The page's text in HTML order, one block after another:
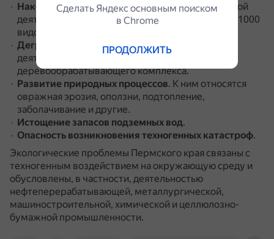
Накопление отходов.В результате хозяйственной
деятельности предприятий образуется порядка 1000
видов отходов производства и потребления.
Деградация лесных массивов.Это связано с
деятельностью лесозаготовительного и
деревообрабатывающего комплекса.
Развитие природных процессов. К ним относятся
овражная эрозия, оползни, подтопление,
заболачивание и другие.
Истощение запасов подземных вод.
Опасность возникновения техногенных катастроф.
Экологические проблемы Пермского края связаны с
техногенным воздействием на окружающую среду и
обусловлены, в частности, деятельностью
нефтеперерабатывающей, металлургической,
машиностроительной, химической и целлюлозно-
бумажной промышленности.
Сделать Яндекс основным поиском
в Сhrome
ПРОДОЛЖИТЬ